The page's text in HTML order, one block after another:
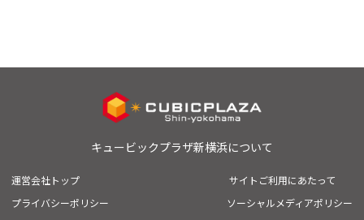
キュービックプラザ新横浜について
運営会社トップ
サイトご利用にあたって
プライバシーポリシー
ソーシャルメディアポリシー